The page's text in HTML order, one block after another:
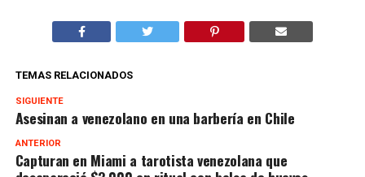
TEMAS RELACIONADOS
SIGUIENTE
Asesinan a venezolano en una barbería en Chile
ANTERIOR
Capturan en Miami a tarotista venezolana que